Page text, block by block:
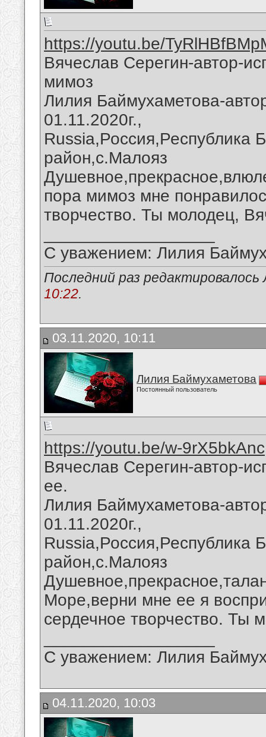
https://youtu.be/
Вячеслав Серегин-автор-
мимоз
Лилия Баймухаметова-
01.11.2020г.,
Russia,Россия,Республика
район,с.Малояз
пора мимоз мне
творчество. Ты молодец,
С уважением: Лилия
Последний раз
10:22.
03.11.2020, 10:11
Лилия Баймухаметова
Постоянный пользователь
https://youtu.be/w-9rX5bkAnc
Вячеслав Серегин-автор-
ее.
Лилия Баймухаметова-
01.11.2020г.,
Russia,Россия,Республика
район,с.Малояз
Море,верни мне ее я
сердечное творчество. Ты
С уважением: Лилия
04.11.2020, 10:03